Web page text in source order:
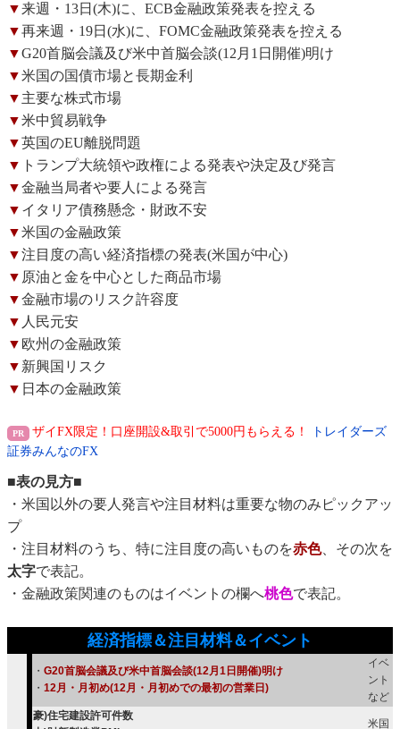
▼来週・13日(木)に、ECB金融政策発表を控える
▼再来週・19日(水)に、FOMC金融政策発表を控える
▼G20首脳会議及び米中首脳会談(12月1日開催)明け
▼米国の国債市場と長期金利
▼ 主要な株式市場
▼米中貿易戦争
▼英国のEU離脱問題
▼ トランプ大統領や政権による発表や決定及び発言
▼金融当局者や要人による発言
▼ イタリア債務懸念・財政不安
▼米国の金融政策
▼注目度の高い経済指標の発表(米国が中心)
▼ 原油と金を中心とした商品市場
▼金融市場のリスク許容度
▼ 人民元安
▼ 欧州の金融政策
▼ 新興国リスク
▼ 日本の金融政策
ザイFX限定！口座開設&取引で5000円もらえる！
トレイダーズ
証券みんなのFX
■表の見方■
・米国以外の要人発言や注目材料は重要な物のみピックアッ
プ
・注目材料のうち、特に注目度の高いものを赤色、その次を
太字で表記。
・金融政策関連のものはイベントの欄へ桃色で表記。
経済指標＆注目材料＆イベント
・ G20首脳会議及び米中首脳会談(12月1日開催)明け
・ 12月・月初め(12月・月初めでの最初の営業日)
イベ
ント
など
豪)住宅建設許可件数
米国